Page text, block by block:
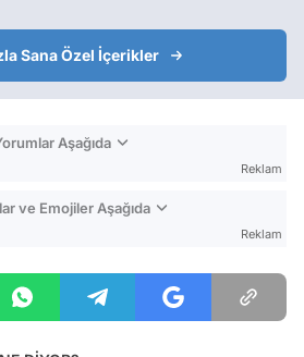
Sana Özel İçerikler
Aşağıda
Reklam
ve Emojiler Aşağıda
Reklam